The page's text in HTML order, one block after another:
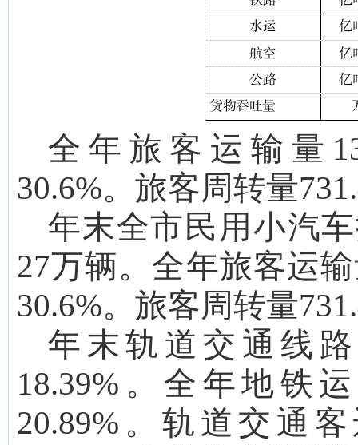
全年旅客运输量
30.6%。旅客周转量
年末全市民用小汽
27万辆。 全年旅客运
30.6%。旅客周转量
年末轨道交通线
18.39%。全年地铁
20.89%。轨道交通